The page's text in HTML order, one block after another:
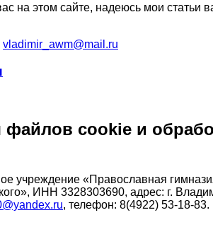
на этом сайте, надеюсь мои статьи
vladimir_awm@mail.ru
файлов cookie и
учреждение «Православная
ИНН 3328303690, адрес: г.
, телефон: 8(4922) 53-18-83.